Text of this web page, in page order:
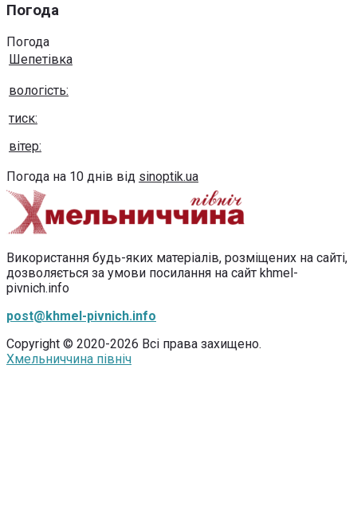
Погода
Погода
Шепетівка
вологість:
тиск:
вітер:
Погода на 10 днів від sinoptik.ua
Використання будь-яких матеріалів, розміщених на сайті,
дозволяється за умови посилання на сайт khmel-
pivnich.info
post@khmel-pivnich.info
Copyright © 2020-2026 Всі права захищено.
Хмельниччина північ